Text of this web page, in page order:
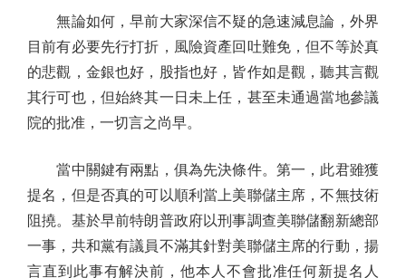
無論如何，早前大家深信不疑的急速減息論，外界
目前有必要先行打折，風險資產回吐難免，但不等於真
的悲觀，金銀也好，股指也好，皆作如是觀，聽其言觀
其行可也，但始終其一日未上任，甚至未通過當地參議
院的批准，一切言之尚早。
當中關鍵有兩點，俱為先決條件。第一，此君雖獲
提名，但是否真的可以順利當上美聯儲主席，不無技術
阻撓。基於早前特朗普政府以刑事調查美聯儲翻新總部
一事，共和黨有議員不滿其針對美聯儲主席的行動，揚
言直到此事有解決前，他本人不會批准任何新提名人